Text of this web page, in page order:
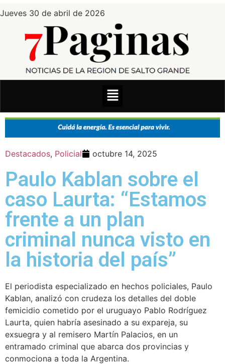
Jueves 30 de abril de 2026
Destacados, Policial octubre 14, 2025
Paulo Kablan sobre el
caso Laurta: “Estamos
frente a un plan
criminal nunca visto en
la historia del país”
El periodista especializado en hechos policiales, Paulo
Kablan, analizó con crudeza los detalles del doble
femicidio cometido por el uruguayo Pablo Rodríguez
Laurta, quien habría asesinado a su expareja, su
exsuegra y al remisero Martín Palacios, en un
entramado criminal que abarca dos provincias y
conmociona a toda la Argentina.